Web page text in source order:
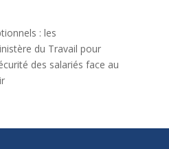
: les
du Travail pour
des salariés face au